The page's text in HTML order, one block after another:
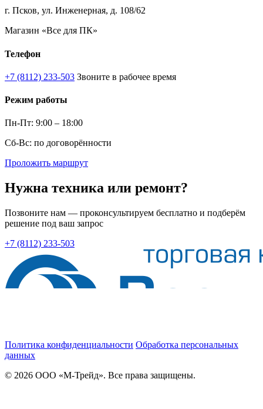
г. Псков, ул. Инженерная, д. 108/62
Магазин «Все для ПК»
Телефон
+7 (8112) 233-503 Звоните в рабочее время
Режим работы
Пн-Пт: 9:00 – 18:00
Сб-Вс: по договорённости
Проложить маршрут
Нужна техника или ремонт?
Позвоните нам — проконсультируем бесплатно и подберём
решение под ваш запрос
+7 (8112) 233-503
Политика конфиденциальности Обработка персональных
данных
© 2026 ООО «М-Трейд». Все права защищены.